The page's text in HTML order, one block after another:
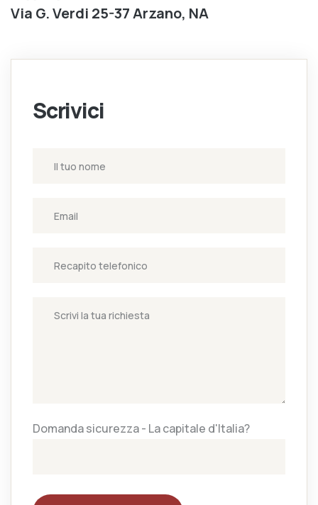
Via G. Verdi 25-37 Arzano, NA
Scrivici
Domanda sicurezza - La capitale d'Italia?